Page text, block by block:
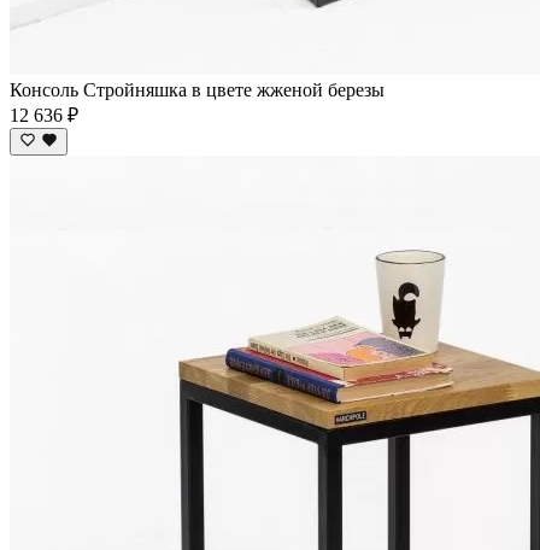
Консоль Стройняшка в цвете жженой березы
12 636 ₽